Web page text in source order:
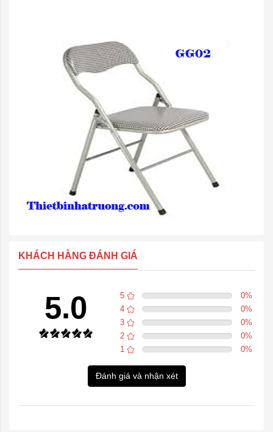
KHÁCH HÀNG ĐÁNH GIÁ
5.0 5 0%
4
0%
3
0%
2
0%
1
0%
Đánh giá và nhận xét